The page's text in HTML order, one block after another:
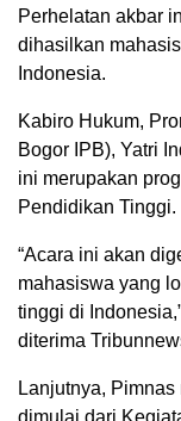
Perhelatan akbar
dihasilkan
Indonesia.
Kabiro Hukum,
Bogor IPB), Yatri
ini merupakan
Pendidikan Tinggi.
“Acara ini akan
mahasiswa yang
tinggi di
diterima
Lanjutnya,